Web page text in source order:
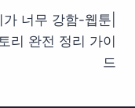
가 너무 강함-웹툰|
리 완전 정리 가이
드